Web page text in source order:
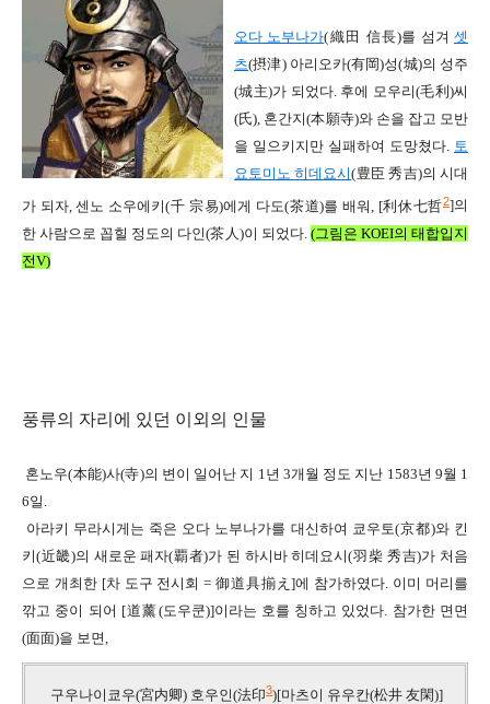
오다 노부나가(織田 信長)를 섬겨셋
츠(摂津) 아리오카(有岡)성(城)의 성주
(城主)가 되었다. 후에 모우리(毛利)씨
(氏), 혼간지(本願寺)와 손을 잡고 모반
을 일으키지만 실패하여 도망쳤다. 토
요토미노 히데요시(豊臣 秀吉)의 시대
가 되자,센노 소우에키(千 宗易)에게 다도(茶道)를 배워 , [利休七哲2]의
한 사람으로 꼽힐 정도의 다인(茶人 )이 되었다. (그림은 KOEI의 태합입지
전V)
풍류의 자리에 있던 이외의 인물
혼노우(本能)사(寺)의 변이 일어난 지 1 년 3개월 정도 지난 1583년 9월 1
6일
아라키 무라시게는 죽은 오다 노부나가를 대신하여 쿄우토(京都)와 킨
키(近畿)의 새로운 패자(覇者)가 된 하시바 히데요시(羽柴 秀吉)가 처음
으로 개최한[차 도구 전시회 =御道具揃 え]에 참가하였다 이미 머리를
깎고 중이 되어 [道薰(도우쿤)]이라는 호를 칭하고 있었다 참가한 면면
(面面)을 보면
구우나이쿄우(宮内卿) 호우인(法印3)[마츠이 유우칸(松井 友閑)]